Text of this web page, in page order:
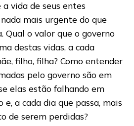
vida de seus entes
mais urgente do que
Qual o valor que o governo
destas vidas, a cada
filho, filha? Como entender
pelo governo são em
elas estão falhando em
e, a cada dia que passa, mais
de serem perdidas?